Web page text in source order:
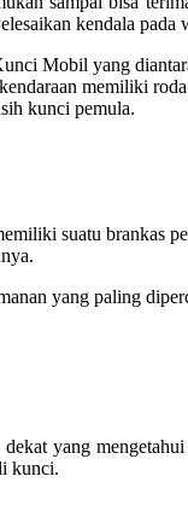
kendala pada
Mobil yang
memiliki
kunci pemula.
suatu brankas
yang paling
yang
kunci.